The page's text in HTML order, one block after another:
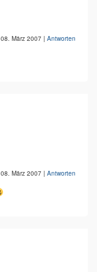
08. März 2007 | Antworten
08. März 2007 | Antworten